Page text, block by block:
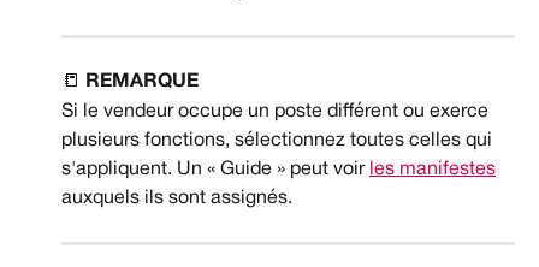
📒
REMARQUE
Si le vendeur occupe un poste différent ou exerce
plusieurs fonctions, sélectionnez toutes celles qui
s'appliquent. Un « Guide » peut voir les manifestes
auxquels ils sont assignés.